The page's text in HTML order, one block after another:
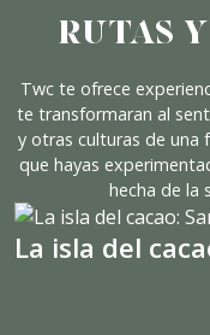
Rutas
Twc te ofrece
te transformaran al
y otras culturas de una
que hayas
hecha de la
La isla del